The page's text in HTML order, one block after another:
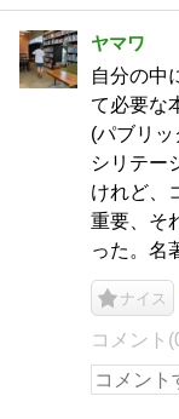
ヤマワ
自分の中
て必要な
(パブリ
シリテー
けれど、
重要、そ
った。名
ナイス
コメント